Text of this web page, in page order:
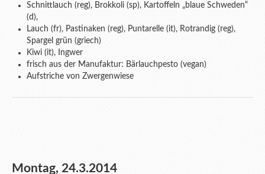
Schnittlauch (reg), Brokkoli (sp), Kartoffeln „blaue Schweden“
(d),
Lauch (fr), Pastinaken (reg), Puntarelle (it), Rotrandig (reg),
Spargel grün (griech)
Kiwi (it), Ingwer
frisch aus der Manufaktur: Bärlauchpesto (vegan)
Aufstriche von Zwergenwiese
Montag, 24.3.2014